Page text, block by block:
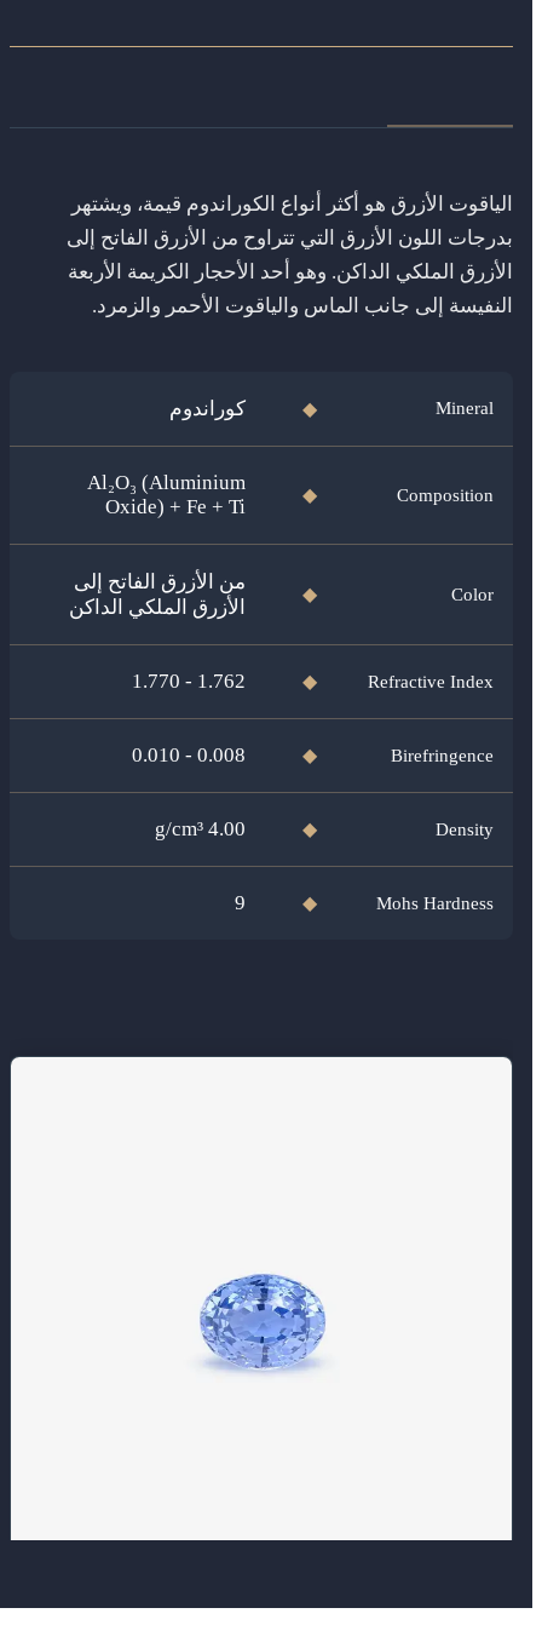
الياقوت الأزرق هو أكثر أنواع الكوراندوم قيمة، ويشتهر
بدرجات اللون الأزرق التي تتراوح من الأزرق الفاتح إلى
الأزرق الملكي الداكن. وهو أحد الأحجار الكريمة الأربعة
النفيسة إلى جانب الماس والياقوت الأحمر والزمرد.
Mineral
◆ كوراندوم
Composition
◆
Al₂O₃ (Aluminium
Oxide) + Fe + Ti
Color
◆
من الأزرق الفاتح إلى
الأزرق الملكي الداكن
Refractive Index
◆
1.762 - 1.770
Birefringence
◆
0.008 - 0.010
Density
◆
4.00
g/cm³
Mohs Hardness
◆